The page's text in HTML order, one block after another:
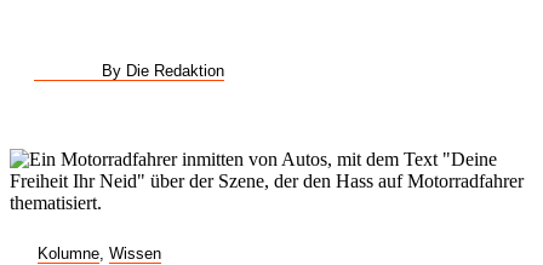
By Die Redaktion
Kolumne Wissen